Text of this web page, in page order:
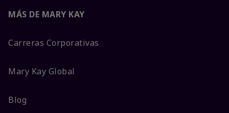
MÁS DE MARY KAY
Carreras Corporativas
Mary Kay Global
Blog